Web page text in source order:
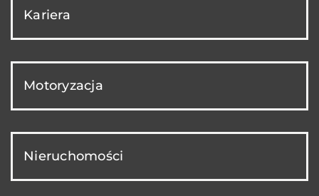
Kariera
Motoryzacja
Nieruchomości